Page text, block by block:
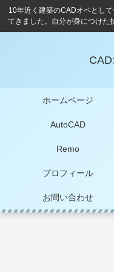
10年近く建築のCADオペとし
てきました。自分が身につけた
ホームページ
AutoCAD
Remo
プロフィール
お問い合わせ